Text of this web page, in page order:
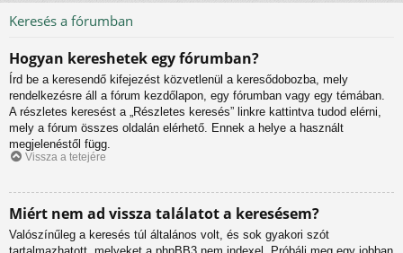
Keresés a fórumban
Hogyan kereshetek egy fórumban?
Írd be a keresendő kifejezést közvetlenül a keresődobozba, mely
rendelkezésre áll a fórum kezdőlapon, egy fórumban vagy egy témában.
A részletes keresést a „Részletes keresés” linkre kattintva tudod elérni,
mely a fórum összes oldalán elérhető. Ennek a helye a használt
megjelenéstől függ.
Vissza a tetejére
Miért nem ad vissza találatot a keresésem?
Valószínűleg a keresés túl általános volt, és sok gyakori szót